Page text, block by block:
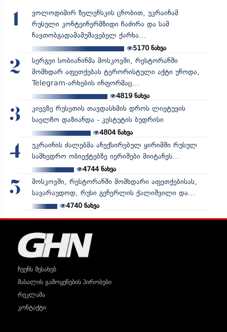
1
ვოლოდიმირ ზელენსკის ცნობით, უკრაინამ
რუსული კონტეინერმზიდი ჩაძირა და სამ
ნავთობგადამამუშავებელ ქარხა...
5170ნახვა
2
სერგეი სობიანინმა მოსკოვში, რესტორანში
მომხდარ აფეთქებას ტერორისტული აქტი უწოდა,
Telegram-არხების ინფორმაც...
4819ნახვა
3
კიევზე რუსეთის თავდასხმის დროს ლიეტუვის
საელჩო დაზიანდა - კესტუტის ბუდრისი
4804ნახვა
4
უკრაინის ძალებმა ანექსირებულ ყირიმში რუსულ
სამხედრო ობიექტებზე იერიშები მიიტანეს...
4744ნახვა
5
მოსკოვში, რესტორანში მომხდარი აფეთქებისას,
სავარაუდოდ, რუსი გენერლის ქალიშვილი და...
4740ნახვა
ჩვენს შესახებ
მასალის გამოყენების პირობები
რეკლამა
კონტაქტი